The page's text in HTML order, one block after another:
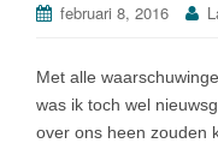
februari 8, 2016
Met alle
was ik toch wel
over ons heen zouden